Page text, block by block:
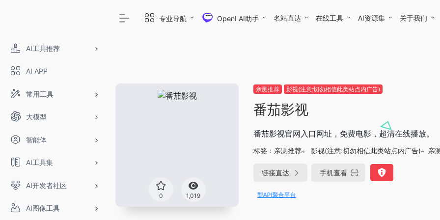
AI工具推荐
AI APP
常用工具
大模型
智能体
AI工具集
AI开发者社区
AI图像工具
专业导航 OpenI AI助手 名站直达 在线工具 AI资源集 关于我们
0 1,019
亲测推荐 影视(注意:切勿相信此类站点内广告)
番茄影视
番茄影视官网入口网址，免费电影，超清在线播放。
标签： 亲测推荐 影视(注意:切勿相信此类站点内广告) 亲
链接直达 手机查看
OpenIAPI，一站式大模型API聚合平台